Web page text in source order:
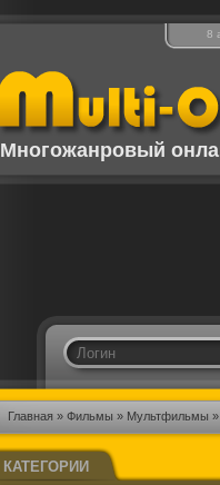
8
Многожанровый
Главная» Фильмы» Мультфильмы»
КАТЕГОРИИ